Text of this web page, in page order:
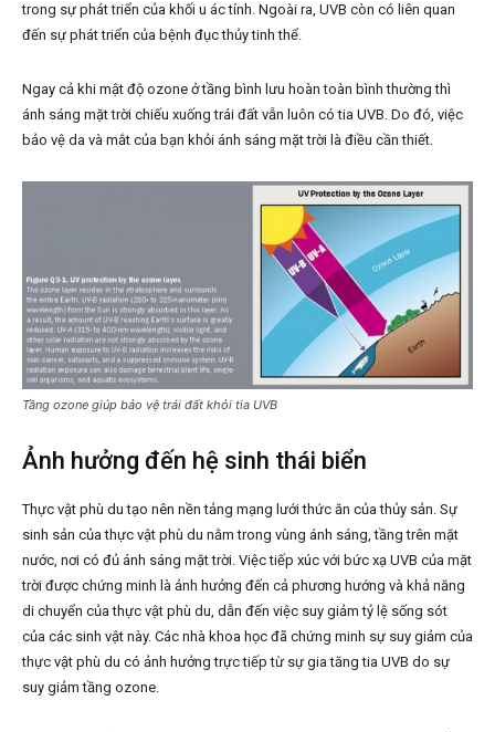
trong sự phát triển của khối u ác tính. Ngoài ra, UVB còn có liên quan
đến sự phát triển của bệnh đục thủy tinh thể.
Ngay cả khi mật độ ozone ở tầng bình lưu hoàn toàn bình thường thì
ánh sáng mặt trời chiếu xuống trái đất vẫn luôn có tia UVB. Do đó, việc
bảo vệ da và mắt của bạn khỏi ánh sáng mặt trời là điều cần thiết.
Tầng ozone giúp bảo vệ trái đất khỏi tia UVB
Ảnh hưởng đến hệ sinh thái biển
Thực vật phù du tạo nên nền tảng mạng lưới thức ăn của thủy sản. Sự
sinh sản của thực vật phù du nằm trong vùng ánh sáng, tầng trên mặt
nước, nơi có đủ ánh sáng mặt trời. Việc tiếp xúc với bức xạ UVB của mặt
trời được chứng minh là ảnh hưởng đến cả phương hướng và khả năng
di chuyển của thực vật phù du, dẫn đến việc suy giảm tỷ lệ sống sót
của các sinh vật này. Các nhà khoa học đã chứng minh sự suy giảm của
thực vật phù du có ảnh hưởng trực tiếp từ sự gia tăng tia UVB do sự
suy giảm tầng ozone.